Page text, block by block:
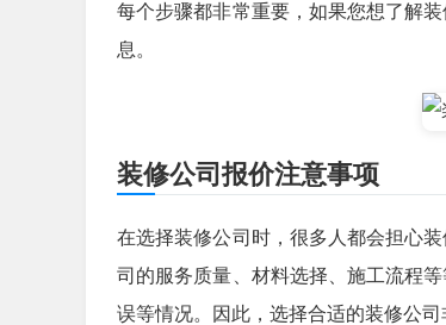
每个步骤都非常重要，如果您想了解
息。
装修公司报价注意事项
在选择装修公司时，很多人都会担心
司的服务质量、材料选择、施工流程
误等情况。因此，选择合适的装修公